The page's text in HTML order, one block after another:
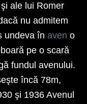
ale lui Romer
nu admitem
undeva în aven o
pe o scară
fundul ave­nului.
încă 78m,
şi 1936 Avenul